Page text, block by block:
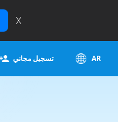
X
تسجيل مجاني AR